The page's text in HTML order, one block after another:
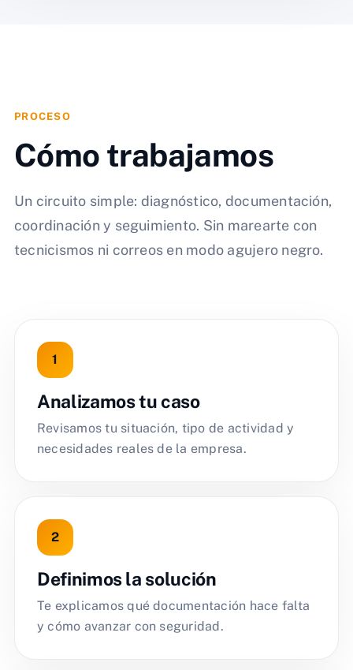
PROCESO
Cómo trabajamos
Un circuito simple: diagnóstico, documentación,
coordinación y seguimiento. Sin marearte con
tecnicismos ni correos en modo agujero negro.
Analizamos tu caso
Revisamos tu situación, tipo de actividad y
necesidades reales de la empresa.
Definimos la solución
Te explicamos qué documentación hace falta
y cómo avanzar con seguridad.